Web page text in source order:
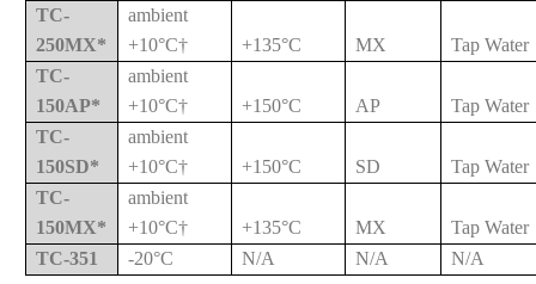
TC-
250MX*
ambient
+10°C†
+135°C MX
Tap Water
TC-
150AP*
ambient
+10°C†
+150°C AP
Tap Water
TC-
150SD*
ambient
+10°C†
+150°C SD
Tap Water
TC-
150MX*
ambient
+10°C†
+135°C MX
Tap Water
TC-351
-20°C N/A N/A N/A